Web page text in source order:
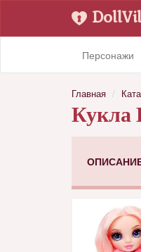
Персонажи
Главная
Кукла